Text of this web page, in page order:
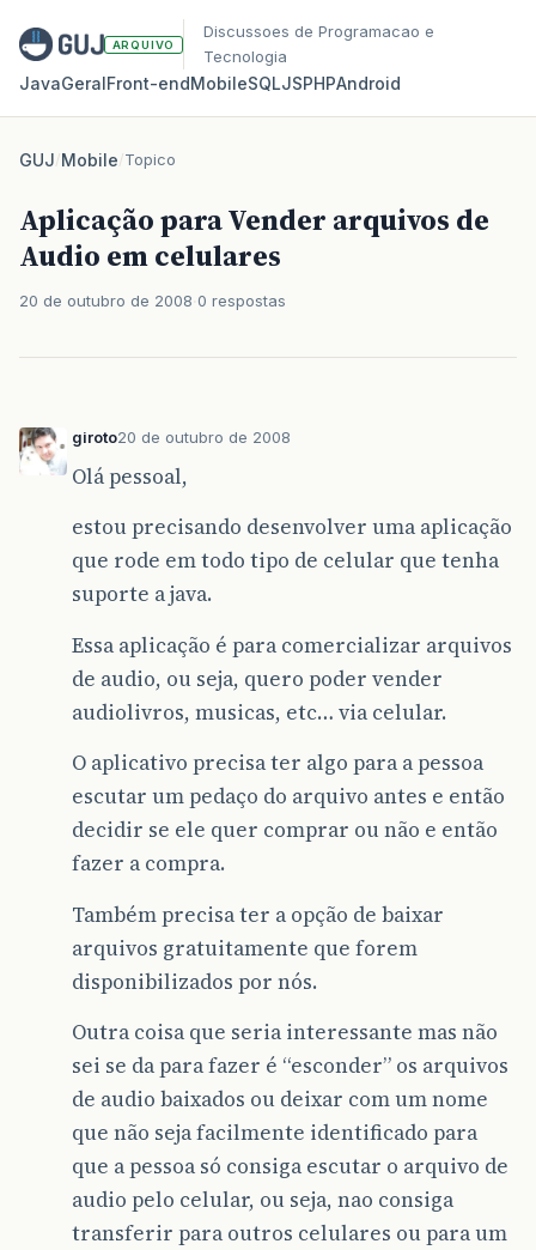
ARQUIVO
Discussoes de Programacao e
Tecnologia
JavaGeralFront‑endMobileSQLJSPHPAndroid
GUJ/Mobile/Topico
Aplicação para Vender arquivos de
Audio em celulares
20 de outubro de 2008 0 respostas
giroto20 de outubro de 2008
Olá pessoal,
estou precisando desenvolver uma aplicação
que rode em todo tipo de celular que tenha
suporte a java.
Essa aplicação é para comercializar arquivos
de audio, ou seja, quero poder vender
audiolivros, musicas, etc… via celular.
O aplicativo precisa ter algo para a pessoa
escutar um pedaço do arquivo antes e então
decidir se ele quer comprar ou não e então
fazer a compra.
Também precisa ter a opção de baixar
arquivos gratuitamente que forem
disponibilizados por nós.
Outra coisa que seria interessante mas não
sei se da para fazer é “esconder” os arquivos
de audio baixados ou deixar com um nome
que não seja facilmente identificado para
que a pessoa só consiga escutar o arquivo de
audio pelo celular, ou seja, nao consiga
transferir para outros celulares ou para um